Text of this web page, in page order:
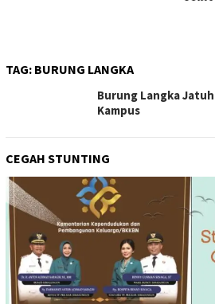
TAG: BURUNG LANGKA
Burung Langka
Kampus
CEGAH STUNTING